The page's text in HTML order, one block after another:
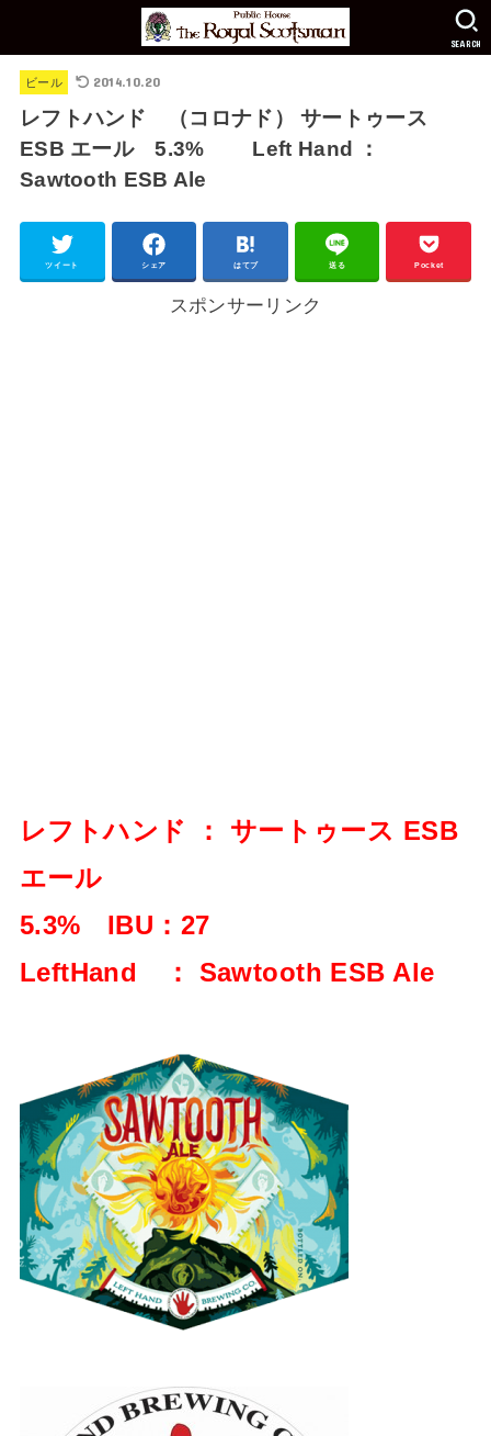
SEARCH
ビール 2014.10.20
レフトハンド （コロナド） サートゥース
ESB エール 5.3% Left Hand ：
Sawtooth ESB Ale
ツイート シェア はてブ 送る Pocket
スポンサーリンク
レフトハンド ： サートゥース ESB
エール
5.3% IBU：27
LeftHand ： Sawtooth ESB Ale